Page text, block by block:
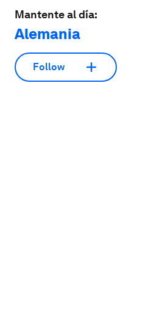
Mantente al día:
Alemania
Follow